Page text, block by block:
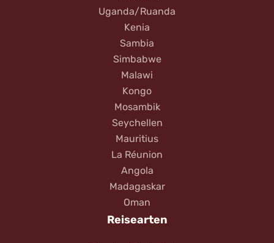
Uganda/Ruanda
Kenia
Sambia
Simbabwe
Malawi
Kongo
Mosambik
Seychellen
Mauritius
La Réunion
Angola
Madagaskar
Oman
Reisearten